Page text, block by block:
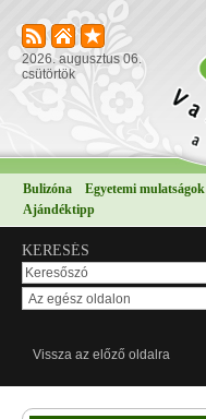
2026. augusztus 06.
csütörtök
Bulizóna Egyetemi mulatságok
Ajándéktipp
KERESÉS
Vissza az előző oldalra